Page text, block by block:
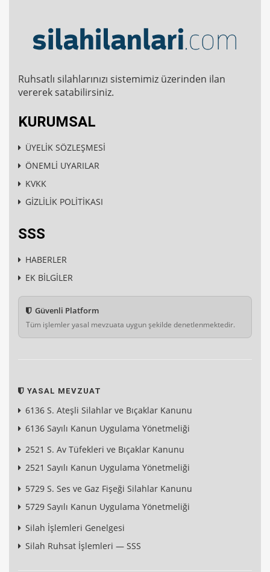
Ruhsatlı silahlarınızı sistemimiz üzerinden ilan
vererek satabilirsiniz.
KURUMSAL
ÜYELİK SÖZLEŞMESİ
ÖNEMLİ UYARILAR
KVKK
GİZLİLİK POLİTİKASI
SSS
HABERLER
EK BİLGİLER
Güvenli Platform
Tüm işlemler yasal mevzuata uygun şekilde denetlenmektedir.
YASAL MEVZUAT
6136 S. Ateşli Silahlar ve Bıçaklar Kanunu
6136 Sayılı Kanun Uygulama Yönetmeliği
2521 S. Av Tüfekleri ve Bıçaklar Kanunu
2521 Sayılı Kanun Uygulama Yönetmeliği
5729 S. Ses ve Gaz Fişeği Silahlar Kanunu
5729 Sayılı Kanun Uygulama Yönetmeliği
Silah İşlemleri Genelgesi
Silah Ruhsat İşlemleri — SSS